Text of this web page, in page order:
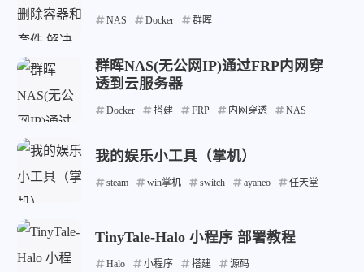
NAS Docker 群晖
群晖NAS(无公网IP)通过FRP内网穿
透到云服务器
Docker 搭建 FRP 内网穿透 NAS
我的娱乐小工具（掌机）
steam win掌机 switch ayaneo 任天堂
TinyTale-Halo 小程序 部署教程
Halo 小程序 搭建 源码